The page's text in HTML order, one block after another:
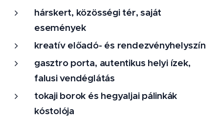
hárskert, közösségi tér, saját
események
kreatív előadó- és rendezvényhelyszín
gasztro porta, autentikus helyi ízek,
falusi vendéglátás
tokaji borok és hegyaljai pálinkák
kóstolója